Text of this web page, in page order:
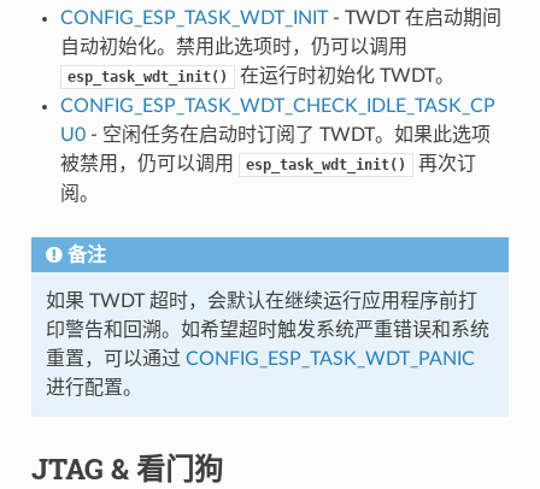
CONFIG_ESP_TASK_WDT_INIT- TWDT 在启动期间
自动初始化。禁用此选项时，仍可以调用
esp_task_wdt_init()
在运行时初始化 TWDT。
CONFIG_ESP_TASK_WDT_CHECK_IDLE_TASK_CP
U0- 空闲任务在启动时订阅了 TWDT。如果此选项
被禁用，仍可以调用
esp_task_wdt_init()
再次订
阅。
备注
如果 TWDT 超时，会默认在继续运行应用程序前打
印警告和回溯。如希望超时触发系统严重错误和系统
重置，可以通过 CONFIG_ESP_TASK_WDT_PANIC
进行配置。
JTAG & 看门狗